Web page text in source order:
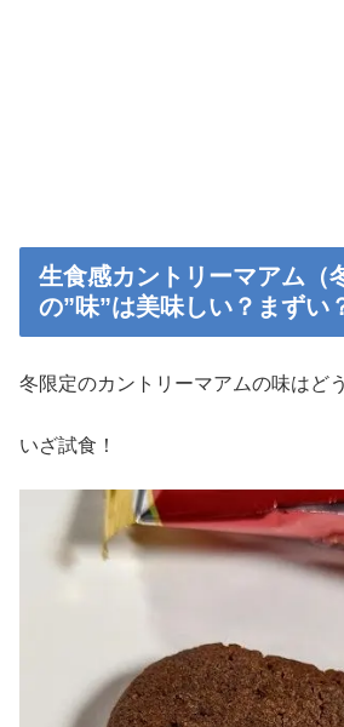
生食感カントリーマアム（
の”味”は美味しい？まずい
冬限定のカントリーマアムの味はど
いざ試食！